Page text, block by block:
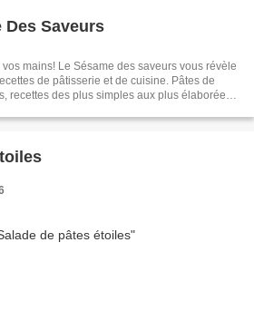
Des Saveurs
saveurs vous révèle
de pâtisserie et de cuisine. Pâtes de
recettes des plus simples aux plus élaborées,